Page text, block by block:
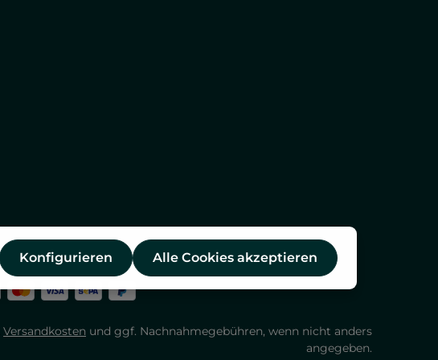
Versandkosten und ggf. Nachnahmegebühren, wenn nicht anders
angegeben.
Konfigurieren Alle Cookies akzeptieren